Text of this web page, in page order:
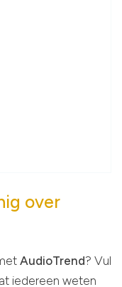
over
AudioTrend? Vul
iedereen weten